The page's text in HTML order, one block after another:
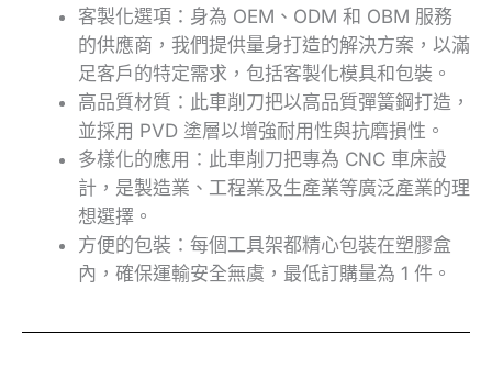
客製化選項：身為 OEM、ODM 和 OBM 服務
的供應商，我們提供量身打造的解決方案，以滿
足客戶的特定需求，包括客製化模具和包裝。
高品質材質：此車削刀把以高品質彈簧鋼打造，
並採用 PVD 塗層以增強耐用性與抗磨損性。
多樣化的應用：此車削刀把專為 CNC 車床設
計，是製造業、工程業及生產業等廣泛產業的理
想選擇。
方便的包裝：每個工具架都精心包裝在塑膠盒
內，確保運輸安全無虞，最低訂購量為 1 件。